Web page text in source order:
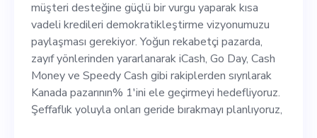
ve müşteri başarısı
konularında uzmanlık
getirecektir. Her şeyden
önce, kurucu ortağın, çalışma
müşteri desteğine güçlü bir vurgu yaparak kısa
vadeli kredileri demokratikleştirme vizyonumuzu
paylaşması gerekiyor. Yoğun rekabetçi pazarda,
zayıf yönlerinden yararlanarak iCash, Go Day, Cash
Money ve Speedy Cash gibi rakiplerden sıyrılarak
Kanada pazarının% 1'ini ele geçirmeyi hedefliyoruz.
Şeffaflık yoluyla onları geride bırakmayı planlıyoruz,